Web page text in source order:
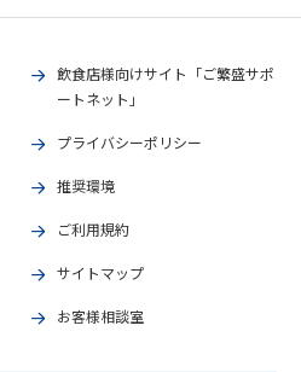
飲食店様向けサイト「ご繁盛サポ
ートネット」
プライバシーポリシー
推奨環境
ご利用規約
サイトマップ
お客様相談室